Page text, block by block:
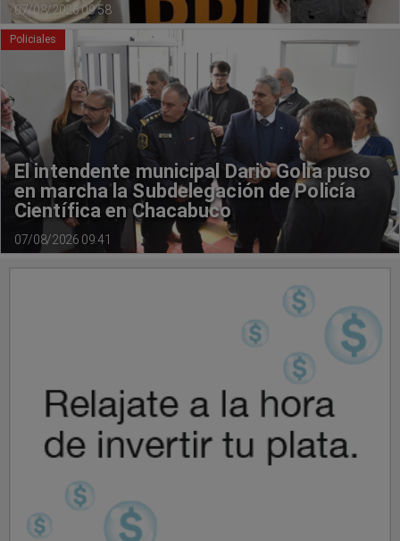
07/08/2026 09:58
Policiales
El intendente municipal Dario Golía puso
en marcha la Subdelegación de Policía
Científica en Chacabuco
07/08/2026 09:41